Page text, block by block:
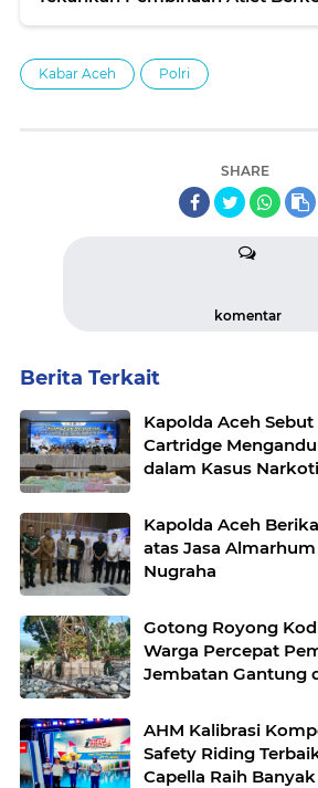
Kabar Aceh Polri
SHARE
komentar
Berita Terkait
Kapolda Aceh
Cartridge
dalam Kasus
Kapolda Aceh
atas Jasa
Nugraha
Gotong Royong
Warga Percepat
Jembatan Gantung
AHM Kalibrasi
Safety Riding
Capella Raih